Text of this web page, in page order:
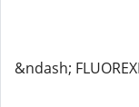
&ndash;